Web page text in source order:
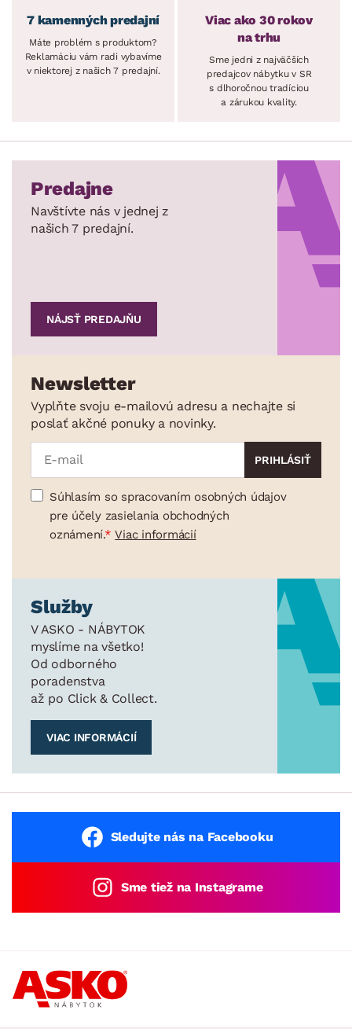
7 kamenných predajní
Máte problém s produktom?
Reklamáciu vám radi vybavíme
v niektorej z našich 7 predajní.
Viac ako 30 rokov
na trhu
Sme jedni z najväčších
predajcov nábytku v SR
s dlhoročnou tradíciou
a zárukou kvality.
Predajne
Navštívte nás v jednej z
našich 7 predajní.
NÁJSŤ PREDAJŇU
Newsletter
Vyplňte svoju e-mailovú adresu a nechajte si
poslať akčné ponuky a novinky.
Súhlasím so spracovaním osobných údajov
pre účely zasielania obchodných
oznámení.
Viac informácií
Služby
V ASKO - NÁBYTOK
myslíme na všetko!
Od odborného
poradenstva
až po Click & Collect.
VIAC INFORMÁCIÍ
Sledujte nás na Facebooku
Sme tiež na Instagrame